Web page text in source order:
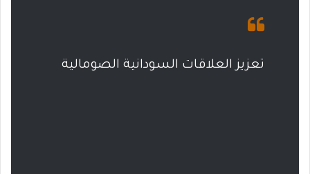
تعزيز العلاقات السودانية الصومالية